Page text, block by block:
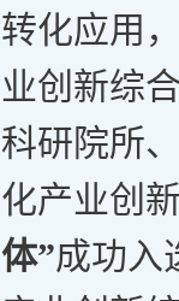
转化应用
业创新综
科研院所
化产业创
体”成功入